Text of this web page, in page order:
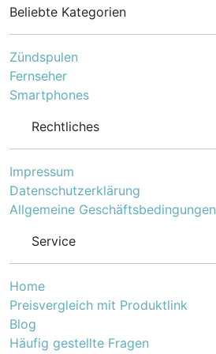
Beliebte Kategorien
Zündspulen
Fernseher
Smartphones
Rechtliches
Impressum
Datenschutzerklärung
Allgemeine Geschäftsbedingungen
Service
Home
Preisvergleich mit Produktlink
Blog
Häufig gestellte Fragen